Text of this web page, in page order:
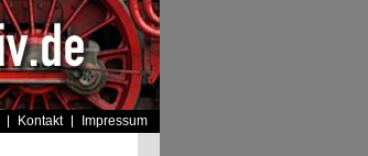
Kontakt Impressum